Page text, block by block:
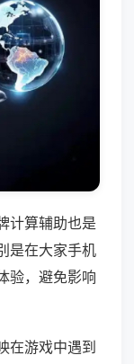
计算辅助也是
是在大家手机
验，避免影响
在游戏中遇到